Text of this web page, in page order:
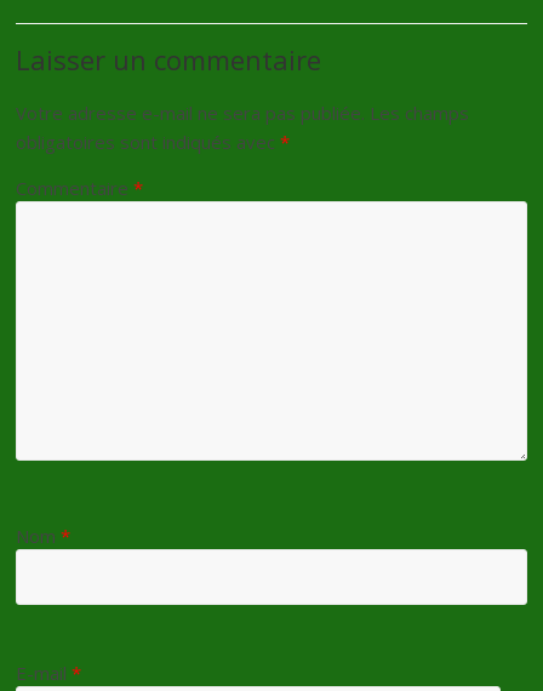
Laisser un commentaire
Votre adresse e-mail ne sera pas publiée. Les champs
obligatoires sont indiqués avec*
Commentaire*
Nom*
E-mail*